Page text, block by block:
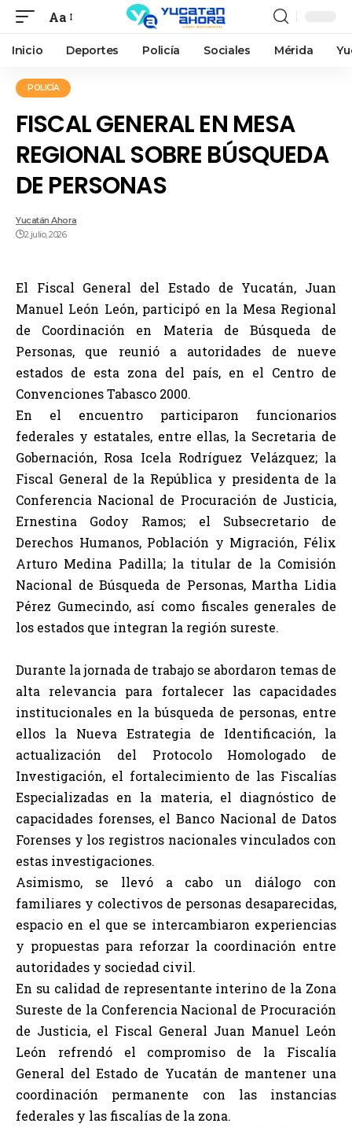
Aa
Inicio Deportes Policía Sociales Mérida
POLICÍA
FISCAL GENERAL EN MESA
REGIONAL SOBRE BÚSQUEDA
DE PERSONAS
Yucatán Ahora
2 julio, 2026
El Fiscal General del Estado de Yucatán, Juan
Manuel León León, participó en la Mesa Regional
de Coordinación en Materia de Búsqueda de
Personas, que reunió a autoridades de nueve
estados de esta zona del país, en el Centro de
Convenciones Tabasco 2000.
En el encuentro participaron funcionarios
federales y estatales, entre ellas, la Secretaria de
Gobernación, Rosa Icela Rodríguez Velázquez; la
Fiscal General de la República y presidenta de la
Conferencia Nacional de Procuración de Justicia,
Ernestina Godoy Ramos; el Subsecretario de
Derechos Humanos, Población y Migración, Félix
Arturo Medina Padilla; la titular de la Comisión
Nacional de Búsqueda de Personas, Martha Lidia
Pérez Gumecindo, así como fiscales generales de
los estados que integran la región sureste.
Durante la jornada de trabajo se abordaron temas de
alta relevancia para fortalecer las capacidades
institucionales en la búsqueda de personas, entre
ellos la Nueva Estrategia de Identificación, la
actualización del Protocolo Homologado de
Investigación, el fortalecimiento de las Fiscalías
Especializadas en la materia, el diagnóstico de
capacidades forenses, el Banco Nacional de Datos
Forenses y los registros nacionales vinculados con
estas investigaciones.
Asimismo, se llevó a cabo un diálogo con
familiares y colectivos de personas desaparecidas,
espacio en el que se intercambiaron experiencias
y propuestas para reforzar la coordinación entre
autoridades y sociedad civil.
En su calidad de representante interino de la Zona
Sureste de la Conferencia Nacional de Procuración
de Justicia, el Fiscal General Juan Manuel León
León refrendó el compromiso de la Fiscalía
General del Estado de Yucatán de mantener una
coordinación permanente con las instancias
federales y las fiscalías de la zona.